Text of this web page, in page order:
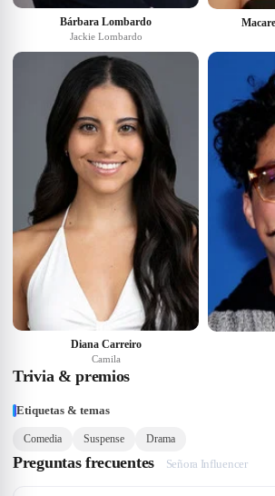
Bárbara Lombardo
Jackie Lombardo
Diana Carreiro
Camila
Trivia & premios
Etiquetas & temas
Comedia Suspense Drama
Preguntas frecuentes Señora Influencer